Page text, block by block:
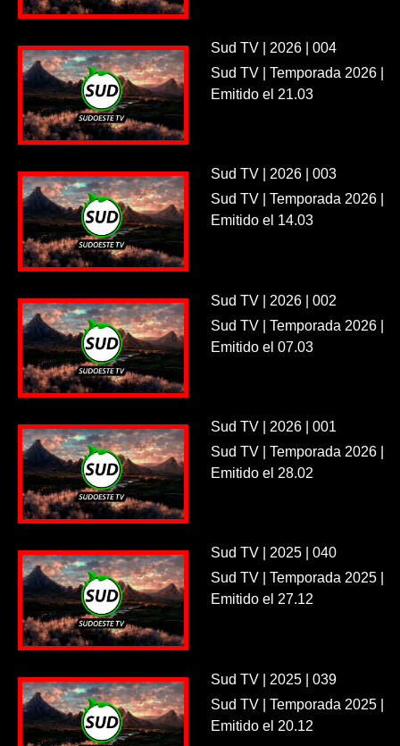
Sud TV | 2026 | 004
Sud TV | Temporada 2026 |
Emitido el 21.03
Sud TV | 2026 | 003
Sud TV | Temporada 2026 |
Emitido el 14.03
Sud TV | 2026 | 002
Sud TV | Temporada 2026 |
Emitido el 07.03
Sud TV | 2026 | 001
Sud TV | Temporada 2026 |
Emitido el 28.02
Sud TV | 2025 | 040
Sud TV | Temporada 2025 |
Emitido el 27.12
Sud TV | 2025 | 039
Sud TV | Temporada 2025 |
Emitido el 20.12